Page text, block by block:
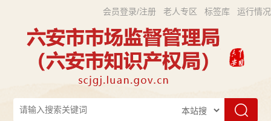
会员登录/注册 老人专区 标签库 运行情况